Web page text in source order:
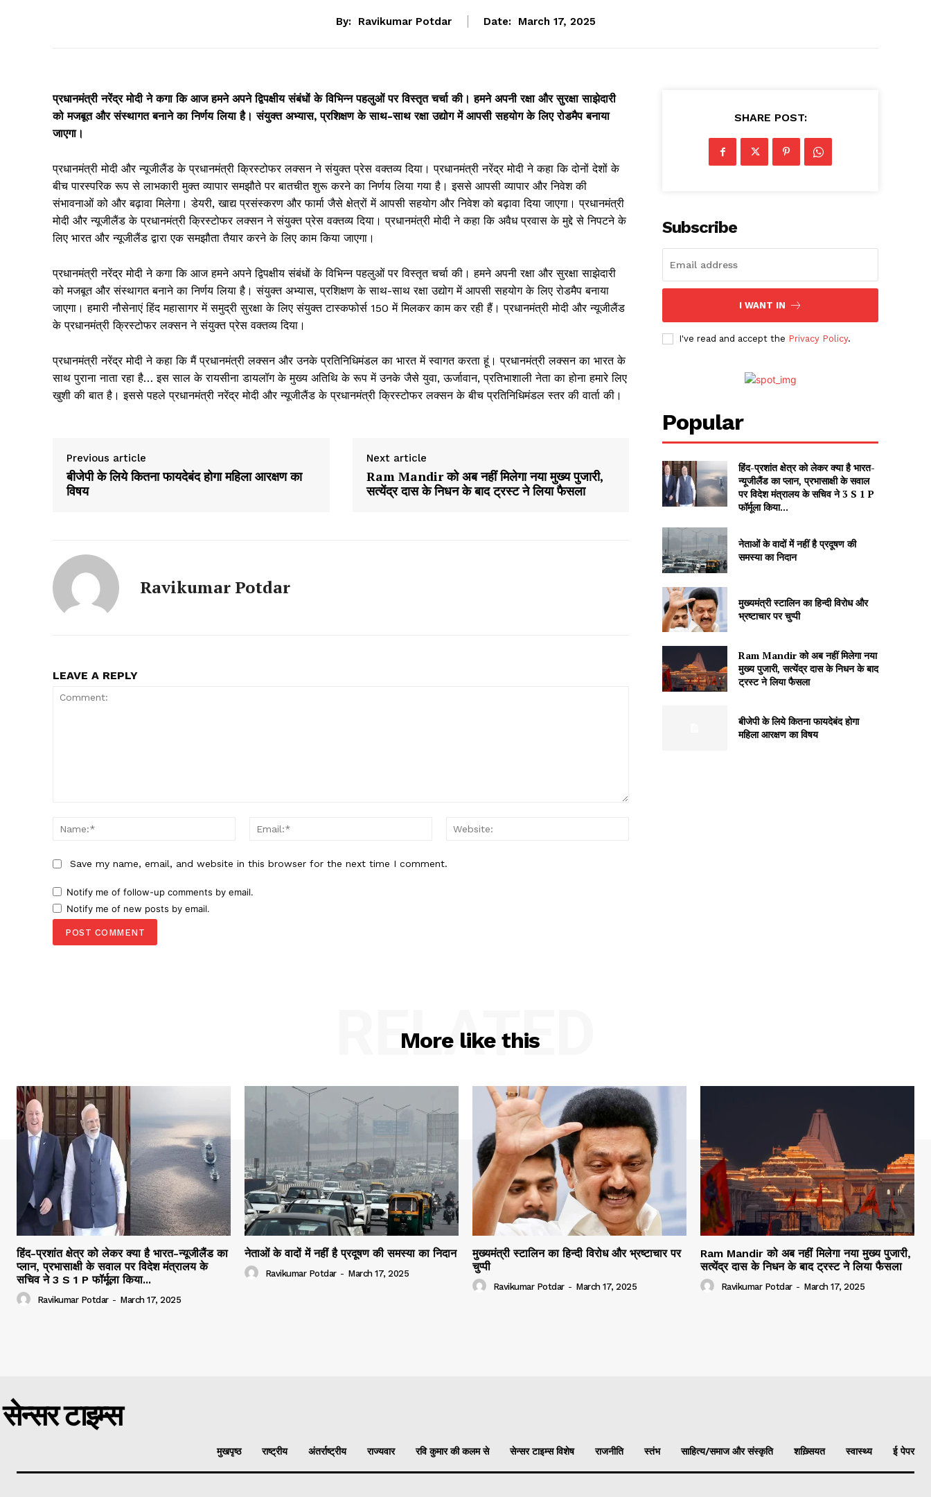
By: Ravikumar Potdar Date: March 17, 2025
प्रधानमंत्री नरेंद्र मोदी ने कगा कि आज हमने अपने द्विपक्षीय संबंधों के विभिन्न पहलुओं पर विस्तृत चर्चा की। हमने अपनी रक्षा और सुरक्षा साझेदारी
को मजबूत और संस्थागत बनाने का निर्णय लिया है। संयुक्त अभ्यास, प्रशिक्षण के साथ-साथ रक्षा उद्योग में आपसी सहयोग के लिए रोडमैप बनाया
जाएगा।
प्रधानमंत्री मोदी और न्यूजीलैंड के प्रधानमंत्री क्रिस्टोफर लक्सन ने संयुक्त प्रेस वक्तव्य दिया। प्रधानमंत्री नरेंद्र मोदी ने कहा कि दोनों देशों के
बीच पारस्परिक रूप से लाभकारी मुक्त व्यापार समझौते पर बातचीत शुरू करने का निर्णय लिया गया है। इससे आपसी व्यापार और निवेश की
संभावनाओं को और बढ़ावा मिलेगा। डेयरी, खाद्य प्रसंस्करण और फार्मा जैसे क्षेत्रों में आपसी सहयोग और निवेश को बढ़ावा दिया जाएगा। प्रधानमंत्री
मोदी और न्यूजीलैंड के प्रधानमंत्री क्रिस्टोफर लक्सन ने संयुक्त प्रेस वक्तव्य दिया। प्रधानमंत्री मोदी ने कहा कि अवैध प्रवास के मुद्दे से निपटने के
लिए भारत और न्यूजीलैंड द्वारा एक समझौता तैयार करने के लिए काम किया जाएगा।
प्रधानमंत्री नरेंद्र मोदी ने कगा कि आज हमने अपने द्विपक्षीय संबंधों के विभिन्न पहलुओं पर विस्तृत चर्चा की। हमने अपनी रक्षा और सुरक्षा साझेदारी
को मजबूत और संस्थागत बनाने का निर्णय लिया है। संयुक्त अभ्यास, प्रशिक्षण के साथ-साथ रक्षा उद्योग में आपसी सहयोग के लिए रोडमैप बनाया
जाएगा। हमारी नौसेनाएं हिंद महासागर में समुद्री सुरक्षा के लिए संयुक्त टास्कफोर्स 150 में मिलकर काम कर रही हैं। प्रधानमंत्री मोदी और न्यूजीलैंड
के प्रधानमंत्री क्रिस्टोफर लक्सन ने संयुक्त प्रेस वक्तव्य दिया।
प्रधानमंत्री नरेंद्र मोदी ने कहा कि मैं प्रधानमंत्री लक्सन और उनके प्रतिनिधिमंडल का भारत में स्वागत करता हूं। प्रधानमंत्री लक्सन का भारत के
साथ पुराना नाता रहा है… इस साल के रायसीना डायलॉग के मुख्य अतिथि के रूप में उनके जैसे युवा, ऊर्जावान, प्रतिभाशाली नेता का होना हमारे लिए
खुशी की बात है। इससे पहले प्रधानमंत्री नरेंद्र मोदी और न्यूजीलैंड के प्रधानमंत्री क्रिस्टोफर लक्सन के बीच प्रतिनिधिमंडल स्तर की वार्ता की।
Previous article
बीजेपी के लिये कितना फायदेबंद होगा महिला आरक्षण का
विषय
Next article
Ram Mandir को अब नहीं मिलेगा नया मुख्य पुजारी,
सत्येंद्र दास के निधन के बाद ट्रस्ट ने लिया फैसला
Ravikumar Potdar
LEAVE A REPLY
Name:*
Email:*
Save my name, email, and website in this browser for the next time I comment.
Notify me of follow-up comments by email.
Notify me of new posts by email.
SHARE POST:
Subscribe
I WANT IN
I've read and accept the Privacy Policy.
Popular
हिंद-प्रशांत क्षेत्र को लेकर क्या है भारत-
न्यूजीलैंड का प्लान, प्रभासाक्षी के सवाल
पर विदेश मंत्रालय के सचिव ने 3 S 1 P
फॉर्मूला किया...
नेताओं के वादों में नहीं है प्रदूषण की
समस्या का निदान
मुख्यमंत्री स्टालिन का हिन्दी विरोध और
भ्रष्टाचार पर चुप्पी
Ram Mandir को अब नहीं मिलेगा नया
मुख्य पुजारी, सत्येंद्र दास के निधन के बाद
ट्रस्ट ने लिया फैसला
बीजेपी के लिये कितना फायदेबंद होगा
महिला आरक्षण का विषय
More like this
RELATED
हिंद-प्रशांत क्षेत्र को लेकर क्या है भारत-न्यूजीलैंड का
प्लान, प्रभासाक्षी के सवाल पर विदेश मंत्रालय के
सचिव ने 3 S 1 P फॉर्मूला किया...
Ravikumar Potdar - March 17, 2025
नेताओं के वादों में नहीं है प्रदूषण की समस्या का निदान
Ravikumar Potdar - March 17, 2025
मुख्यमंत्री स्टालिन का हिन्दी विरोध और भ्रष्टाचार पर
चुप्पी
Ravikumar Potdar - March 17, 2025
Ram Mandir को अब नहीं मिलेगा नया मुख्य पुजारी,
सत्येंद्र दास के निधन के बाद ट्रस्ट ने लिया फैसला
Ravikumar Potdar - March 17, 2025
सेन्सर टाइम्स
मुखपृष्ठ राष्ट्रीय अंतर्राष्ट्रीय राज्यवार रवि कुमार की कलम से सेन्सर टाइम्स विशेष राजनीति स्तंभ साहित्य/समाज और संस्कृति शख़्सियत स्वास्थ्य ई पेपर